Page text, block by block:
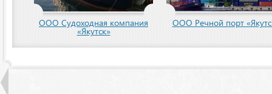
ООО Речной порт «Якутск»